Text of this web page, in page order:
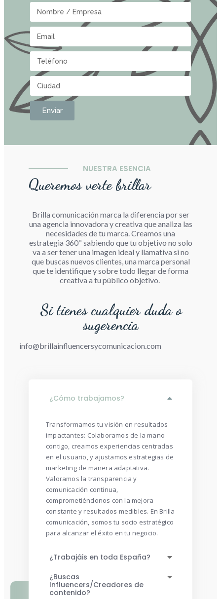
Enviar
NUESTRA ESENCIA
Queremos verte brillar
Brilla comunicación marca la diferencia por ser
una agencia innovadora y creativa que analiza las
necesidades de tu marca. Creamos una
estrategia 360º sabiendo que tu objetivo no solo
va a ser tener una imagen ideal y llamativa si no
que buscas nuevos clientes, una marca personal
que te identifique y sobre todo llegar de forma
creativa a tu público objetivo.
Si tienes cualquier duda o
sugerencia
info@brillainfluencersycomunicacion.com
¿Cómo trabajamos?
Transformamos tu visión en resultados
impactantes: Colaboramos de la mano
contigo, creamos experiencias centradas
en el usuario, y ajustamos estrategias de
marketing de manera adaptativa.
Valoramos la transparencia y
comunicación continua,
comprometiéndonos con la mejora
constante y resultados medibles. En Brilla
comunicación, somos tu socio estratégico
para alcanzar el éxito en tu negocio.
¿Trabajáis en toda España?
¿Buscas
Influencers/Creadores de
contenido?